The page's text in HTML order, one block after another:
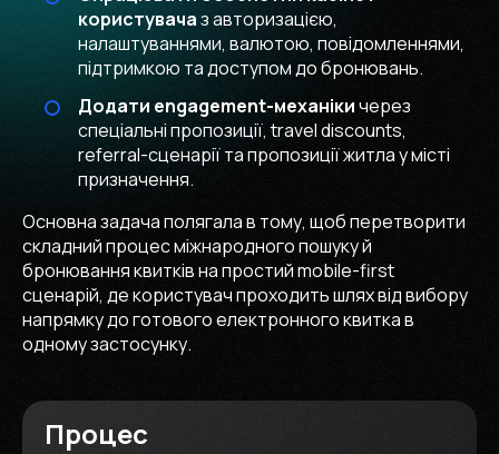
користувачаз авторизацією,
налаштуваннями, валютою, повідомленнями,
підтримкою та доступом до бронювань.
Додати engagement-механікичерез
спеціальні пропозиції, travel discounts,
referral-сценарії та пропозиції житла у місті
призначення.
Основна задача полягала в тому, щоб перетворити
складний процес міжнародного пошуку й
бронювання квитків на простий mobile-first
сценарій, де користувач проходить шлях від вибору
напрямку до готового електронного квитка в
одному застосунку.
Процес